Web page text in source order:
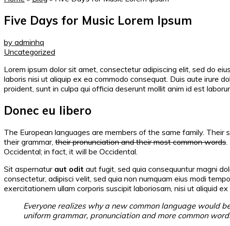
Five Days for Music Lorem Ipsum
by adminhq
Uncategorized
Lorem ipsum dolor sit amet, consectetur adipiscing elit, sed do
laboris nisi ut aliquip ex ea commodo consequat. Duis aute irure
proident, sunt in culpa qui officia deserunt mollit anim id est
Donec eu libero
The European languages are members of the same family.
their grammar, their pronunciation and their most common words
Occidental; in fact, it will be Occidental.
Sit aspernatur aut odit aut fugit, sed quia consequuntur magni
consectetur, adipisci velit, sed quia non numquam eius modi
exercitationem ullam corporis suscipit laboriosam, nisi ut aliquid
Everyone realizes why a new common language would
uniform grammar, pronunciation and more common